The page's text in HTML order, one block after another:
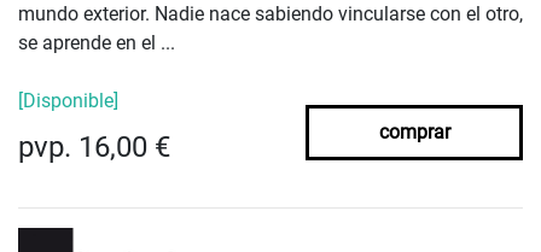
mundo exterior. Nadie nace sabiendo vincularse con el otro,
se aprende en el ...
[Disponible]
pvp. 16,00 € comprar